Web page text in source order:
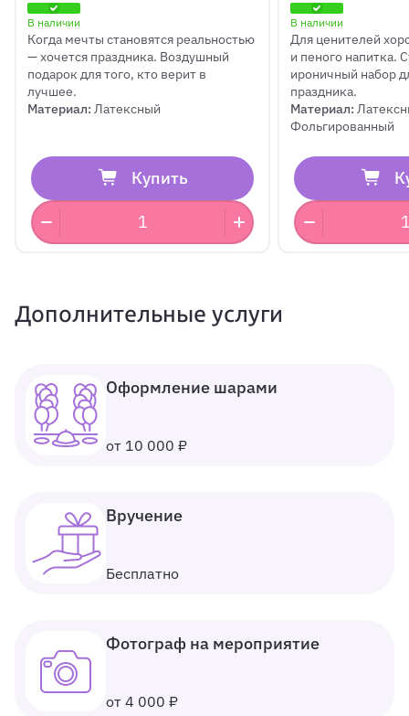
В наличии
Когда мечты становятся реальностью
— хочется праздника. Воздушный
подарок для того, кто верит в
лучшее.
Материал: Латексный
Купить
В наличии
Для ценителей
и пеного напитка.
ироничный набор
праздника.
Материал:
Фольгированный
Дополнительные услуги
Оформление шарами
от 10 000 ₽
Вручение
Бесплатно
Фотограф на мероприятие
от 4 000 ₽